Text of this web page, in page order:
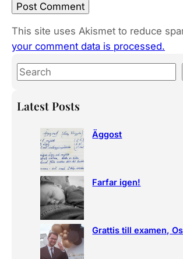
This site uses Akismet to reduce
your comment data is processed.
S
a
Latest Posts
Äggost
Farfar igen!
Grattis till examen,